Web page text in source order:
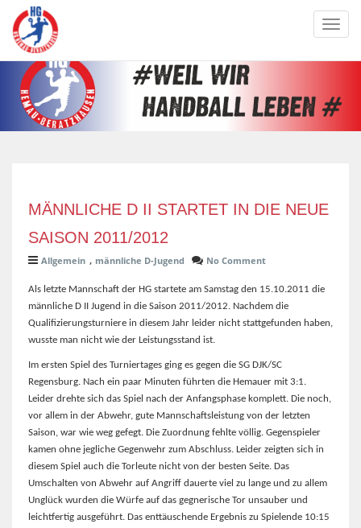
MÄNNLICHE D II STARTET IN DIE NEUE
SAISON 2011/2012
Allgemein , männliche D-Jugend No Comment
Als letzte Mannschaft der HG startete am Samstag den 15.10.2011 die
männliche D II Jugend in die Saison 2011/2012. Nachdem die
Qualifizierungsturniere in diesem Jahr leider nicht stattgefunden haben,
wusste man nicht wie der Leistungsstand ist.
Im ersten Spiel des Turniertages ging es gegen die SG DJK/SC
Regensburg. Nach ein paar Minuten führten die Hemauer mit 3:1.
Leider drehte sich das Spiel nach der Anfangsphase komplett. Die noch,
vor allem in der Abwehr, gute Mannschaftsleistung von der letzten
Saison, war wie weg gefegt. Die Zuordnung fehlte völlig. Gegenspieler
kamen ohne jegliche Gegenwehr zum Abschluss. Leider zeigten sich in
diesem Spiel auch die Torleute nicht von der besten Seite. Das
Umschalten von Abwehr auf Angriff dauerte viel zu lange und zu allem
Unglück wurden die Würfe auf das gegnerische Tor unsauber und
leichtfertig ausgeführt. Das enttäuschende Ergebnis zu Spielende 10:15